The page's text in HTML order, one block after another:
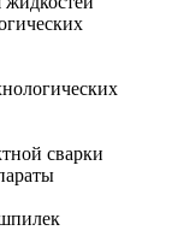
сварки